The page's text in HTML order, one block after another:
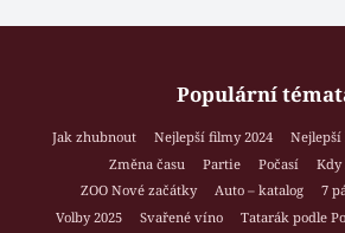
Populární
Jak zhubnout Nejlepší filmy 2024 Nejlepší
Změna času
Partie Počasí
Kdy
ZOO Nové začátky
Auto – katalog
7
Volby 2025
Svařené víno Tatarák podle